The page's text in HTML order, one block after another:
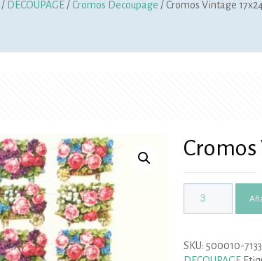
/ DECOUPAGE /Cromos Decoupage / Cromos Vintage
Cromos
SKU: 500010-7133